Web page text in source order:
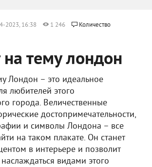
2023, 16:38 1 246
Количество
на тему лондон
Лондон – это идеальное
любителей этого
города. Величественные
достопримечательности,
и символы Лондона – все
на таком плакате. Он станет
в интерьере и позволит
видами этого